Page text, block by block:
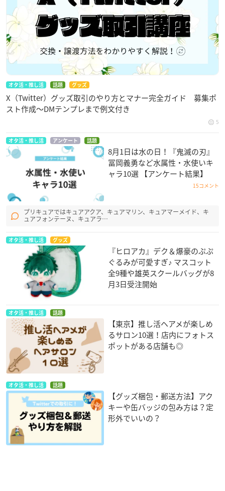
オタ活・推し活 話題 グッズ
X（Twitter）グッズ取引のやり方とマナー完全ガイド 募集ポ
スト作成〜DMテンプレまで例文付き
5
オタ活・推し活 アンケート 話題
8月1日は水の日！『鬼滅の刃』
冨岡義勇など水属性・水使いキ
ャラ10選 【アンケート結果】
15コメント
プリキュアではキュアアクア、キュアマリン、キュアマーメイド、キ
ュアフォンテーヌ、キュアラ…
オタ活・推し活 グッズ
『ヒロアカ』デク＆爆豪のぷぷ
ぐるみが可愛すぎ♪ マスコット
全9種や雄英スクールバッグが8
月3日受注開始
オタ活・推し活 話題
【東京】推し活ヘアメが楽しめ
るサロン10選！店内にフォトス
ポットがある店舗も◎
オタ活・推し活 話題
【グッズ梱包・郵送方法】アク
キーや缶バッジの包み方は？定
形外でいいの？